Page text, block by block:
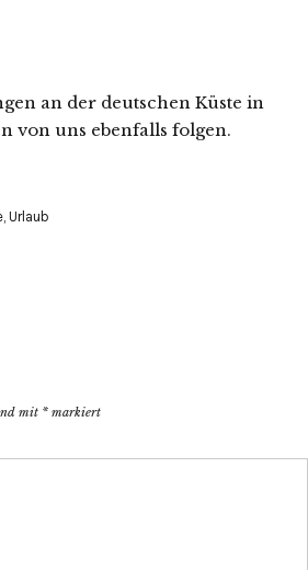
an der deutschen Küste in
von uns ebenfalls folgen.
, Urlaub
mit * markiert